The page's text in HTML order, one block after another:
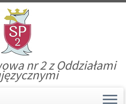
nr 2 z Oddziałami